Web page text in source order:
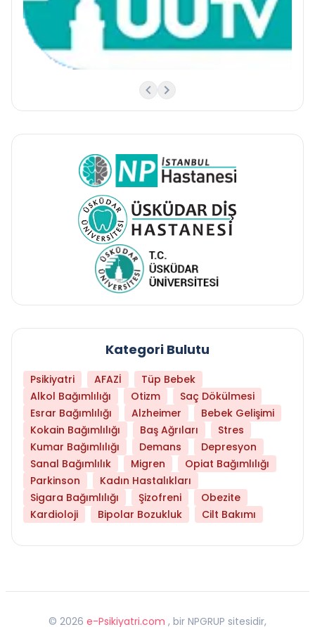
Kategori Bulutu
Psikiyatri AFAZİ
Tüp Bebek
Alkol Bağımlılığı
Otizm
Saç Dökülmesi
Esrar Bağımlılığı
Alzheimer
Bebek Gelişimi
Kokain Bağımlılığı
Baş Ağrıları
Stres
Kumar Bağımlılığı
Demans
Depresyon
Sanal Bağımlılık
Migren
Opiat Bağımlılığı
Parkinson
Kadın Hastalıkları
Sigara Bağımlılığı
Şizofreni
Obezite
Kardioloji
Bipolar Bozukluk Cilt Bakımı
© 2026 e-Psikiyatri.com , bir NPGRUP sitesidir,